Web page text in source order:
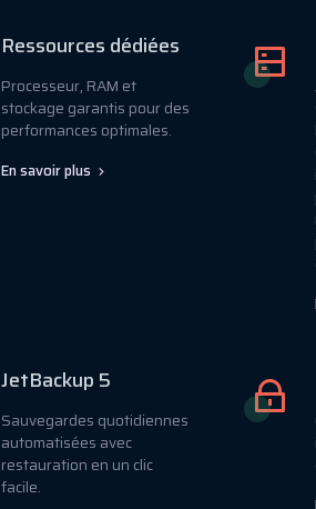
Ressources dédiées
Processeur, RAM et
stockage garantis pour des
performances optimales.
En savoir plus
JetBackup 5
Sauvegardes quotidiennes
automatisées avec
restauration en un clic
facile.